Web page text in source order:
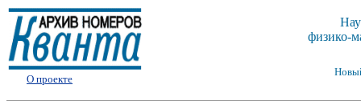
О проекте
физико-